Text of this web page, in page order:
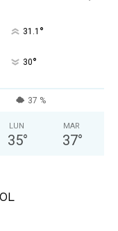
31.1 °
30°
37 %
LUN
35°
MAR
37°